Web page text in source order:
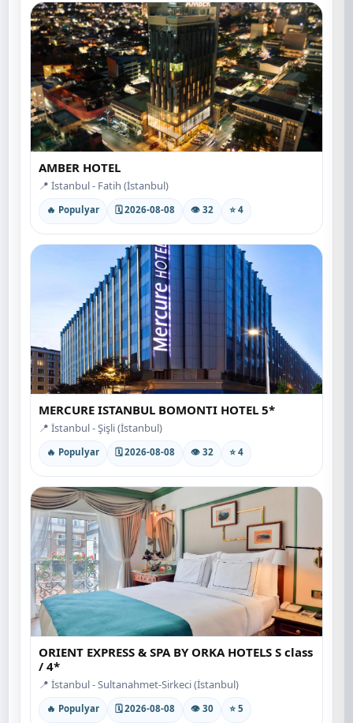
AMBER HOTEL
📍 İstanbul - Fatih (İstanbul)
🔥 Populyar 🗓 2026-08-08 👁 32 ⭐ 4
MERCURE ISTANBUL BOMONTI HOTEL 5*
📍 İstanbul - Şişli (İstanbul)
🔥 Populyar 🗓 2026-08-08 👁 32 ⭐ 4
ORIENT EXPRESS & SPA BY ORKA HOTELS S class
/ 4*
📍 İstanbul - Sultanahmet-Sirkeci (İstanbul)
🔥 Populyar 🗓 2026-08-08 👁 30 ⭐ 5